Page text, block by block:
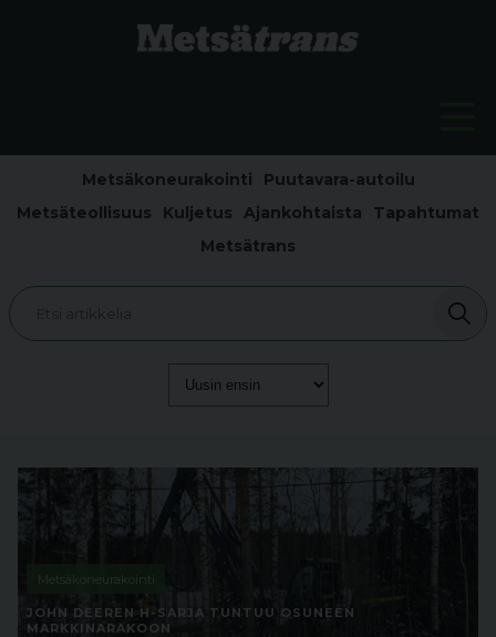
Metsäkoneurakointi
Puutavara-autoilu
Metsäteollisuus
Kuljetus Ajankohtaista
Tapahtumat
Metsätrans
Metsäkoneurakointi
JOHN DEEREN H-SARJA TUNTUU OSUNEEN
MARKKINARAKOON